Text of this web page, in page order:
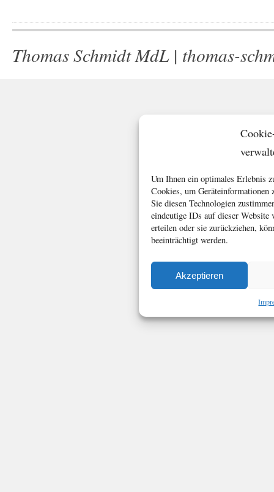
Um Ihnen ein optimales Erlebnis
Cookies, um Geräteinformationen
Sie diesen Technologien
eindeutige IDs auf dieser
erteilen oder sie zurückziehen,
beeinträchtigt werden.
Akzeptieren
Thomas Schmidt MdL | thomas-